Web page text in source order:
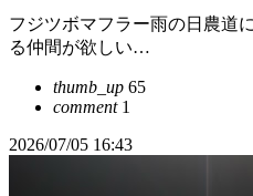
フジツボマフラー雨の日農道
る仲間が欲しい…
thumb_up 65
comment1
2026/07/05 16:43